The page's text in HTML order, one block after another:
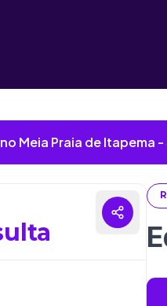
Meia Praia de Itapema -